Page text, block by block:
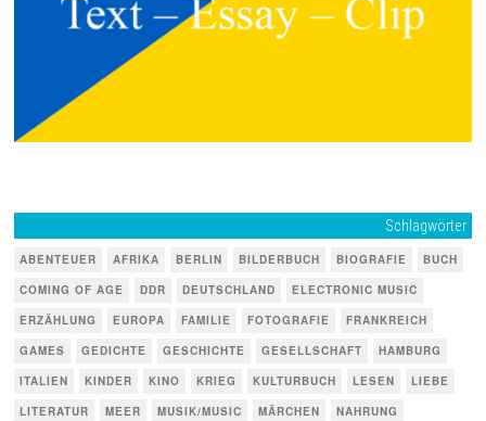
Schlagwörter
ABENTEUER AFRIKA BERLIN BILDERBUCH BIOGRAFIE
BUCH
COMING OF AGE
DDR DEUTSCHLAND
ELECTRONIC MUSIC
ERZÄHLUNG
EUROPA FAMILIE FOTOGRAFIE
FRANKREICH
GAMES
GEDICHTE GESCHICHTE GESELLSCHAFT
HAMBURG
ITALIEN
KINDER KINO KRIEG KULTURBUCH LESEN
LIEBE
LITERATUR
MEER MUSIK/MUSIC MÄRCHEN
NAHRUNG